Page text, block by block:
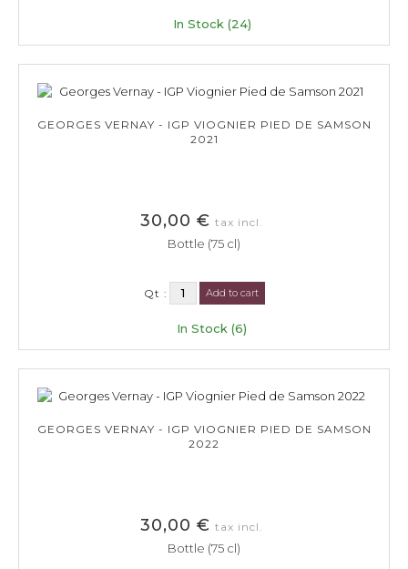
In Stock (24)
GEORGES VERNAY - IGP VIOGNIER PIED DE SAMSON
2021
30,00 € tax incl.
Bottle (75 cl)
Qt : Add to cart
In Stock (6)
GEORGES VERNAY - IGP VIOGNIER PIED DE SAMSON
2022
30,00 € tax incl.
Bottle (75 cl)